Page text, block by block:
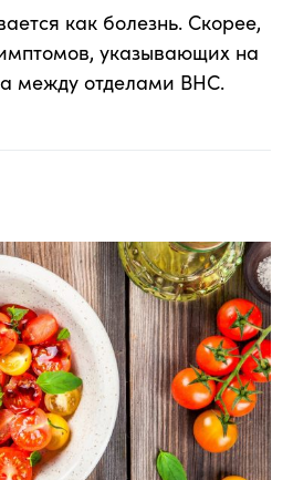
как болезнь. Скорее,
указывающих на
между отделами ВНС.